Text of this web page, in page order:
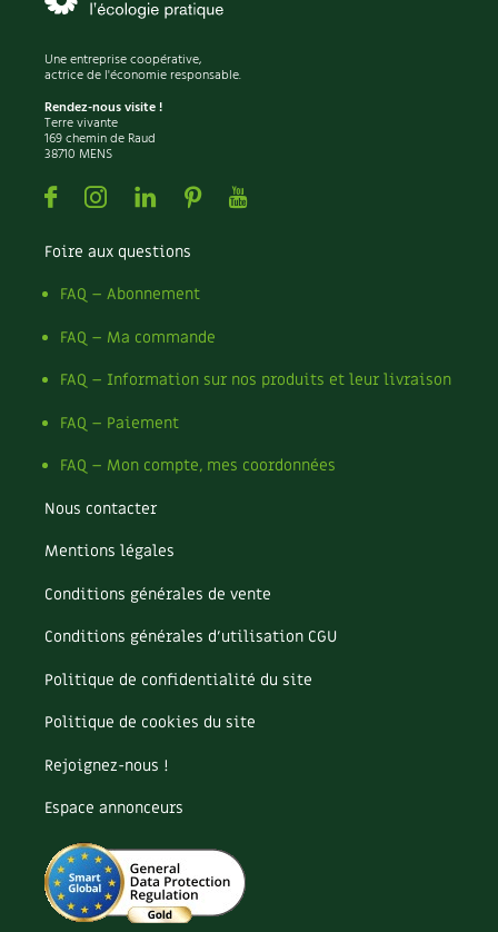
Une entreprise coopérative,
actrice de l'économie responsable.
Rendez-nous visite !
Terre vivante
169 chemin de Raud
38710 MENS
FacebookInstagramLinkedin
PinterestYoutube
Foire aux questions
FAQ – Abonnement
FAQ – Ma commande
FAQ – Information sur nos produits et leur livraison
FAQ – Paiement
FAQ – Mon compte, mes coordonnées
Nous contacter
Mentions légales
Conditions générales de vente
Conditions générales d’utilisation CGU
Politique de confidentialité du site
Politique de cookies du site
Rejoignez-nous !
Espace annonceurs